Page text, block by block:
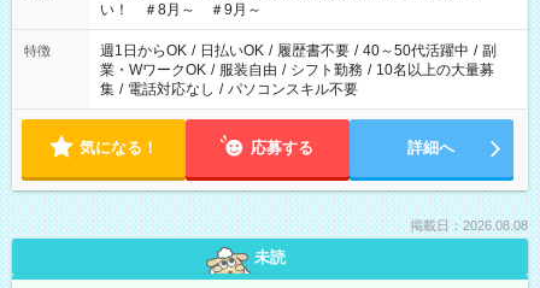
い！ ＃8月～ ＃9月～
特徴 週1日からOK / 日払いOK / 履歴書不要 / 40～50代活躍中 / 副
業・WワークOK / 服装自由 / シフト勤務 / 10名以上の大量募
集 / 電話対応なし / パソコンスキル不要
気になる！ 応募する 詳細へ
掲載日：2026.08.08
未読